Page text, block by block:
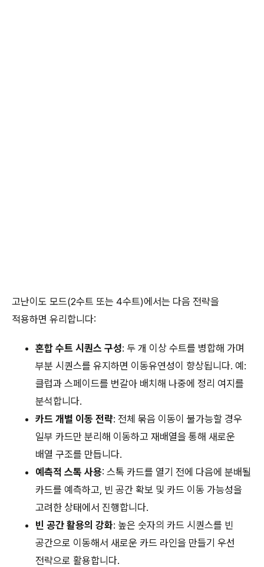
고난이도 모드(2수트 또는 4수트)에서는 다음 전략을
적용하면 유리합니다:
혼합 수트 시퀀스 구성: 두 개 이상 수트를 병합해 가며
부분 시퀀스를 유지하면 이동유연성이 향상됩니다. 예:
클럽과 스페이드를 번갈아 배치해 나중에 정리 여지를
분석합니다.
카드 개별 이동 전략: 전체 묶음 이동이 불가능할 경우
일부 카드만 분리해 이동하고 재배열을 통해 새로운
배열 구조를 만듭니다.
예측적 스톡 사용: 스톡 카드를 열기 전에 다음에 분배될
카드를 예측하고, 빈 공간 확보 및 카드 이동 가능성을
고려한 상태에서 진행합니다.
빈 공간 활용의 강화: 높은 숫자의 카드 시퀀스를 빈
공간으로 이동해서 새로운 카드 라인을 만들기 우선
전략으로 활용합니다.